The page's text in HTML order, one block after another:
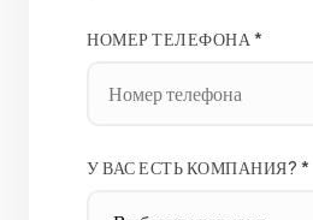
НОМЕР ТЕЛЕФОНА *
У ВАС ЕСТЬ КОМПАНИЯ? *